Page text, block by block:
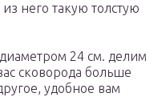
него такую толстую
24 см. делим
сковорода больше
удобное вам